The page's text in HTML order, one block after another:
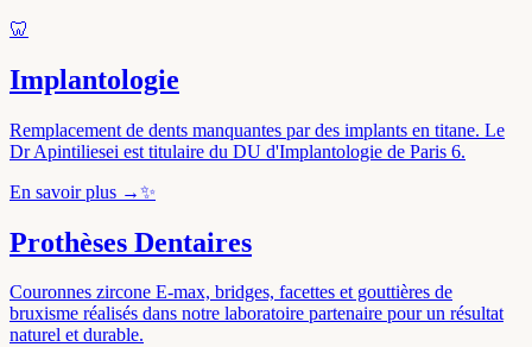
🦷
Implantologie
Remplacement de dents manquantes par des implants en titane. Le
Dr Apintiliesei est titulaire du DU d'Implantologie de Paris 6.
En savoir plus →✨
Prothèses Dentaires
Couronnes zircone E-max, bridges, facettes et gouttières de
bruxisme réalisés dans notre laboratoire partenaire pour un résultat
naturel et durable.